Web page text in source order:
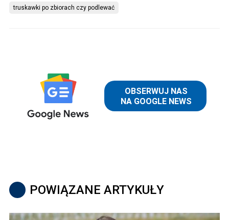
truskawki po zbiorach czy podlewać
POWIĄZANE ARTYKUŁY